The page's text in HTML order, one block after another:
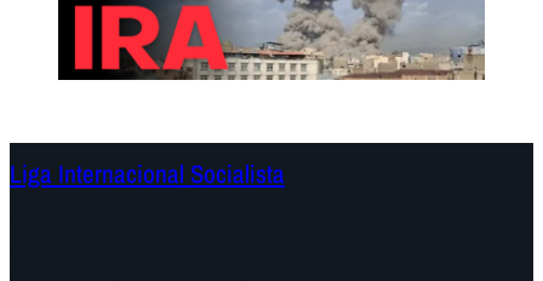
Liga Internacional Socialista